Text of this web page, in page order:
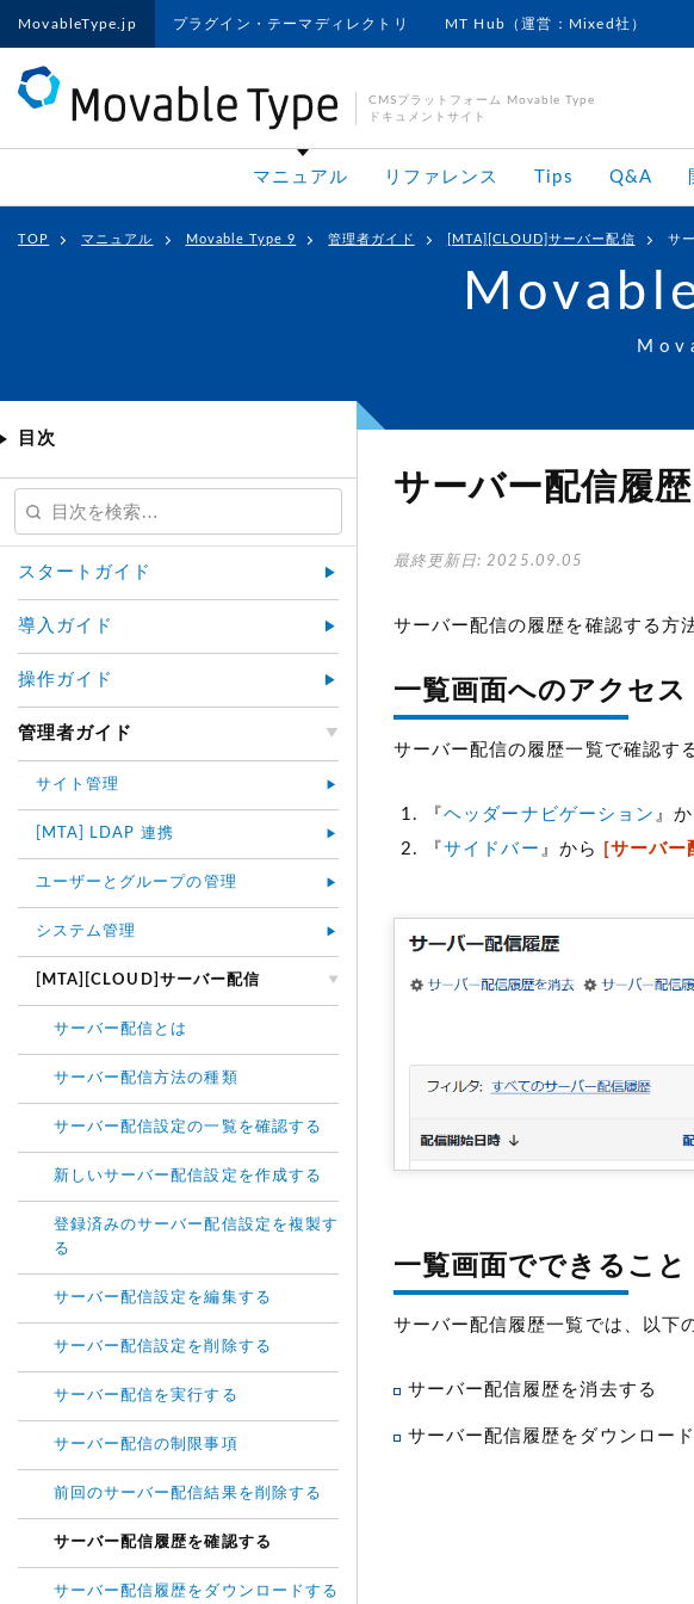
MovableType.jp プラグイン・テーマディレクトリ MT Hub（運営：Mixed社）
CMSプラットフォーム Movable Type
ドキュメントサイト
マニュアル リファレンス Tips Q&A
TOP マニュアル Movable Type 9 管理者ガイド [MTA][CLOUD]サーバー配信 サ
サーバー配信履
最終更新日: 2025.09.05
サーバー配信の履歴を確認する方
一覧画面へのアクセス
サーバー配信の履歴一覧で確認す
『ヘッダーナビゲーション 』
『サイドバー 』から [サーバー
一覧画面でできること
サーバー配信履歴一覧では、以下
サーバー配信履歴を消去する
サーバー配信履歴をダウンロー
目次
スタートガイド
導入ガイド
操作ガイド
管理者ガイド
サイト管理
[MTA] LDAP 連携
ユーザーとグループの管理
システム管理
[MTA][CLOUD]サーバー配信
サーバー配信とは
サーバー配信方法の種類
サーバー配信設定の一覧を確認する
新しいサーバー配信設定を作成する
登録済みのサーバー配信設定を複製す
る
サーバー配信設定を編集する
サーバー配信設定を削除する
サーバー配信を実行する
サーバー配信の制限事項
前回のサーバー配信結果を削除する
サーバー配信履歴を確認する
サーバー配信履歴をダウンロードする